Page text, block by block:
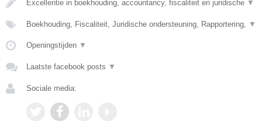
Excellentie in boekhouding, accountancy, fiscaliteit en juridische ▼
Boekhouding, Fiscaliteit, Juridische ondersteuning, Rapportering, ▼
Openingstijden ▼
Laatste facebook posts ▼
Sociale media: